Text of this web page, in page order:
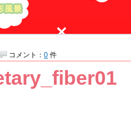
コメント： 0 件